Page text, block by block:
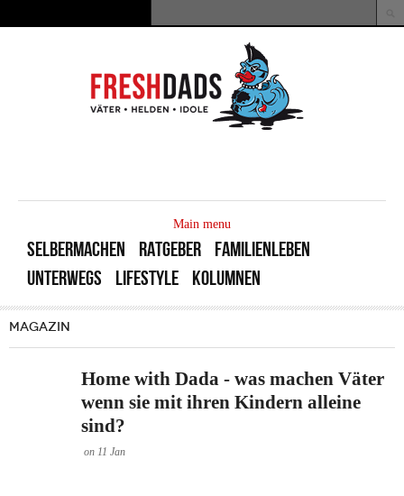
Suchformular
Main menu
SELBERMACHEN RATGEBER
FAMILIENLEBEN
UNTERWEGS
LIFESTYLE KOLUMNEN
MAGAZIN
Home with Dada - was machen Väter
wenn sie mit ihren Kindern alleine
sind?
on 11 Jan